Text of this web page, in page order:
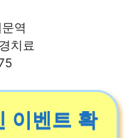
역
치료
이벤트 확